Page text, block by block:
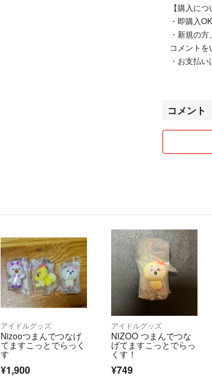
【購入につ
・即購入
・新規の
コメント
・お支払
けできない
請で大丈夫
【発送につ
購入前に
・発送日に
さい
【まとめ
複数ご購
コメント
【商品につ
・素人保
・状態は
コメント
アイドルグッズ
Nizooつまんでつなげ
てますこっとでらっく
す
¥1,900
アイドルグッズ
NIZOO つまんでつな
げてますこっとでらっ
くす！
¥749